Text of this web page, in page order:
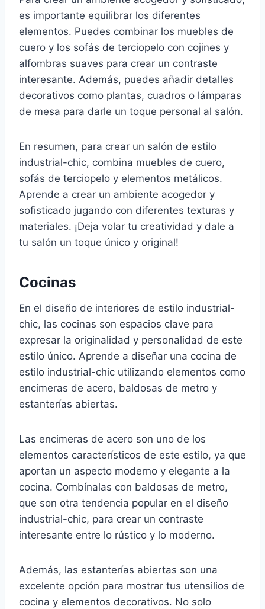
es importante equilibrar los diferentes
elementos. Puedes combinar los muebles de
cuero y los sofás de terciopelo con cojines y
alfombras suaves para crear un contraste
interesante. Además, puedes añadir detalles
decorativos como plantas, cuadros o lámparas
de mesa para darle un toque personal al salón.
En resumen, para crear un salón de estilo
industrial-chic, combina muebles de cuero,
sofás de terciopelo y elementos metálicos.
Aprende a crear un ambiente acogedor y
sofisticado jugando con diferentes texturas y
materiales. ¡Deja volar tu creatividad y dale a
tu salón un toque único y original!
Cocinas
En el diseño de interiores de estilo industrial-
chic, las cocinas son espacios clave para
expresar la originalidad y personalidad de este
estilo único. Aprende a diseñar una cocina de
estilo industrial-chic utilizando elementos como
encimeras de acero, baldosas de metro y
estanterías abiertas.
Las encimeras de acero son uno de los
elementos característicos de este estilo, ya que
aportan un aspecto moderno y elegante a la
cocina. Combínalas con baldosas de metro,
que son otra tendencia popular en el diseño
industrial-chic, para crear un contraste
interesante entre lo rústico y lo moderno.
Además, las estanterías abiertas son una
excelente opción para mostrar tus utensilios de
cocina y elementos decorativos. No solo